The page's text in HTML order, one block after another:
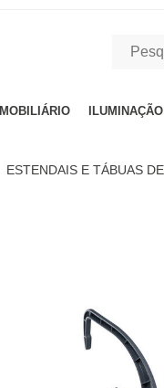
MOBILIÁRIO ILUMINAÇÃO
ESTENDAIS E TÁBUAS